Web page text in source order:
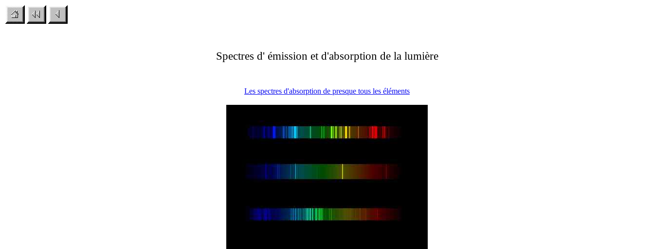
Spectres d'émission et d'absorption de la lumière
Les spectres d'absorption de presque tous les éléments